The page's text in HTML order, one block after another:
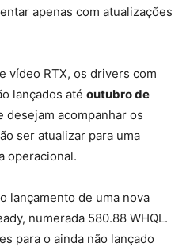
apenas com atualizações
vídeo RTX, os drivers com
lançados até outubro de
desejam acompanhar os
ser atualizar para uma
operacional.
lançamento de uma nova
numerada 580.88 WHQL.
para o ainda não lançado